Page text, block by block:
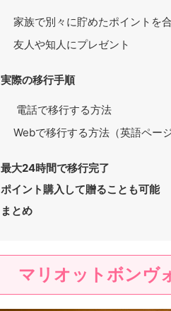
家族で別々に貯めたポイントを
友人や知人にプレゼント
実際の移行手順
電話で移行する方法
Webで移行する方法（英語ページ
最大24時間で移行完了
ポイント購入して贈ることも可能
まとめ
マリオットボンヴ